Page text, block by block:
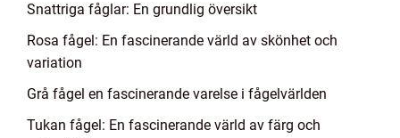
Snattriga fåglar: En grundlig översikt
Rosa fågel: En fascinerande värld av skönhet och
variation
Grå fågel en fascinerande varelse i fågelvärlden
Tukan fågel: En fascinerande värld av färg och